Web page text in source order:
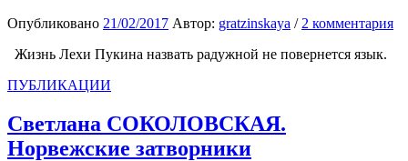
Опубликовано 21/02/2017 Автор: gratzinskaya / 2 комментария
Жизнь Лехи Пукина назвать радужной не повернется язык.
ПУБЛИКАЦИИ
Светлана СОКОЛОВСКАЯ.
Норвежские затворники